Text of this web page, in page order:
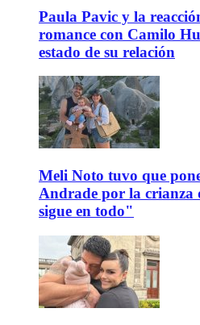
Paula Pavic y la
romance con Camilo
estado de su relación
Meli Noto tuvo que
Andrade por la crianza
sigue en todo"